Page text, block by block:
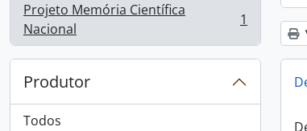
Projeto Memória Científica
Nacional
, 1 resultados 1
Produtor
Todos